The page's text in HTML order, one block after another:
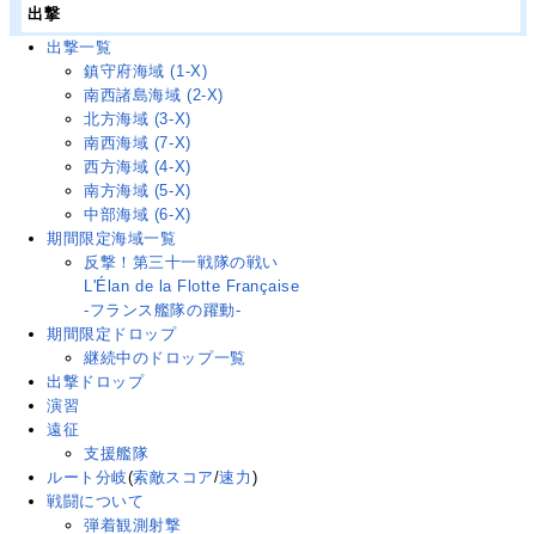
出撃
出撃一覧
鎮守府海域 (1-X)
南西諸島海域 (2-X)
北方海域 (3-X)
南西海域 (7-X)
西方海域 (4-X)
南方海域 (5-X)
中部海域 (6-X)
期間限定海域一覧
反撃！第三十一戦隊の戦い
L'Élan de la Flotte Française
-フランス艦隊の躍動-
期間限定ドロップ
継続中のドロップ一覧
出撃ドロップ
演習
遠征
支援艦隊
ルート分岐(索敵スコア/速力 )
戦闘について
弾着観測射撃